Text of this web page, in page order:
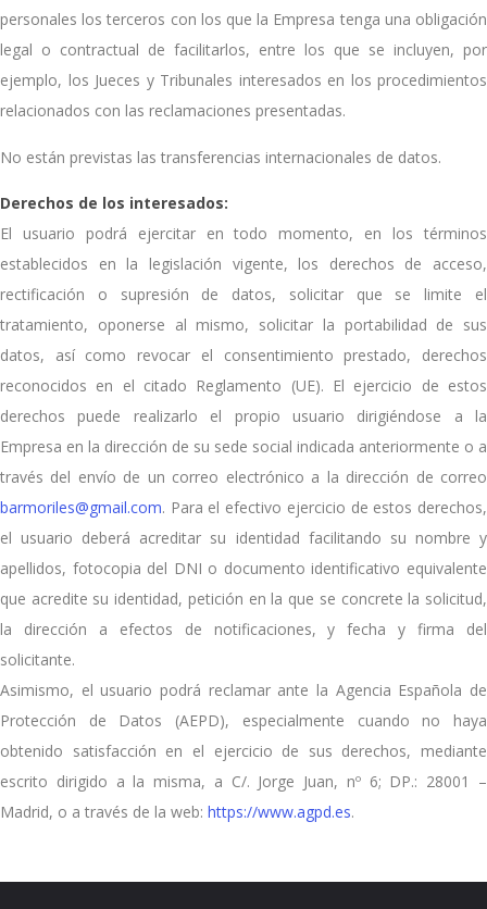
personales los terceros con los que la Empresa tenga una obligación
legal o contractual de facilitarlos, entre los que se incluyen, por
ejemplo, los Jueces y Tribunales interesados en los procedimientos
relacionados con las reclamaciones presentadas.
No están previstas las transferencias internacionales de datos.
Derechos de los interesados:
El usuario podrá ejercitar en todo momento, en los términos
establecidos en la legislación vigente, los derechos de acceso,
rectificación o supresión de datos, solicitar que se limite el
tratamiento, oponerse al mismo, solicitar la portabilidad de sus
datos, así como revocar el consentimiento prestado, derechos
reconocidos en el citado Reglamento (UE). El ejercicio de estos
derechos puede realizarlo el propio usuario dirigiéndose a la
Empresa en la dirección de su sede social indicada anteriormente o a
través del envío de un correo electrónico a la dirección de correo
barmoriles@gmail.com. Para el efectivo ejercicio de estos derechos,
el usuario deberá acreditar su identidad facilitando su nombre y
apellidos, fotocopia del DNI o documento identificativo equivalente
que acredite su identidad, petición en la que se concrete la solicitud,
la dirección a efectos de notificaciones, y fecha y firma del
solicitante.
Asimismo, el usuario podrá reclamar ante la Agencia Española de
Protección de Datos (AEPD), especialmente cuando no haya
obtenido satisfacción en el ejercicio de sus derechos, mediante
escrito dirigido a la misma, a C/. Jorge Juan, nº 6; DP.: 28001 –
Madrid, o a través de la web: https://www.agpd.es.